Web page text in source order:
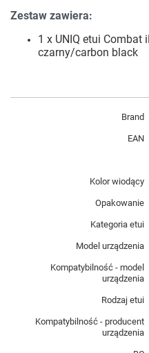
Zestaw zawiera:
1 x UNIQ etui Combat
czarny/carbon black
Brand
EAN
Kolor wiodący
Opakowanie
Kategoria etui
Model urządzenia
Kompatybilność - model
urządzenia
Rodzaj etui
Kompatybilność - producent
urządzenia